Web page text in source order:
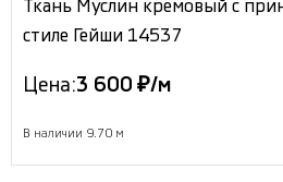
Ткань Муслин кремовый с
стиле Гейши 14537
Цена:3 600 ₽/м
В наличии 9.70 м